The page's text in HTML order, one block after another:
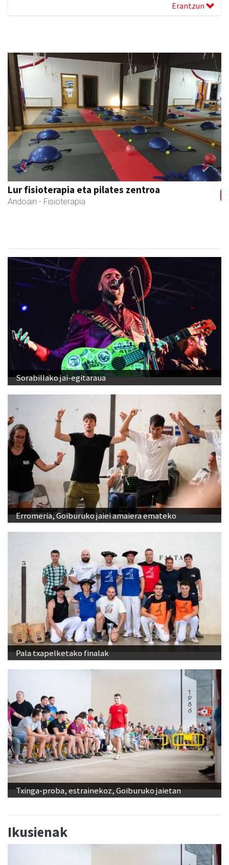
Erantzun
Francisco Mendikute
Andoain - Harategiak
Previous Next
Sorabillako jai-egitaraua
Erromeria, Goiburuko jaiei amaiera emateko
Pala txapelketako finalak
Txinga-proba, estrainekoz, Goiburuko jaietan
Ikusienak